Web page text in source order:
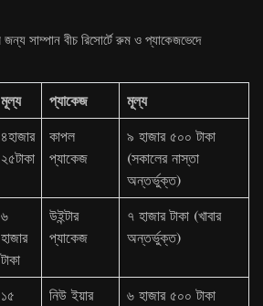
জন্য সাম্পান বীচ রিসোর্টে রুম ও প্যাকেজভেদে
মূল্য প্যাকেজ
মূল্য
৪হাজার
২৫টাকা
কাপল
প্যাকেজ
৯ হাজার ৫০০ টাকা
(সকালের নাস্তা
অন্তর্ভুক্ত)
৬
হাজার
টাকা
উইন্টার
প্যাকেজ
৭ হাজার টাকা (খাবার
অন্তর্ভুক্ত)
১৫
নিউ ইয়ার
৬ হাজার ৫০০ টাকা